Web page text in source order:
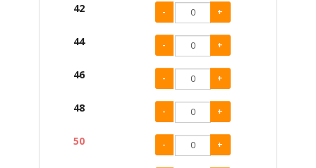
42 - +
44 - +
46 - +
48 - +
50 - +